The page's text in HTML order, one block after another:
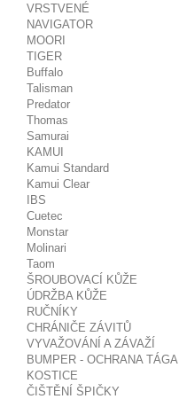
VRSTVENÉ
NAVIGATOR
MOORI
TIGER
Buffalo
Talisman
Predator
Thomas
Samurai
KAMUI
Kamui Standard
Kamui Clear
IBS
Cuetec
Monstar
Molinari
Taom
ŠROUBOVACÍ KŮŽE
ÚDRŽBA KŮŽE
RUČNÍKY
CHRÁNIČE ZÁVITŮ
VYVAŽOVÁNÍ A ZÁVAŽÍ
BUMPER - OCHRANA TÁGA
KOSTICE
ČIŠTĚNÍ ŠPIČKY